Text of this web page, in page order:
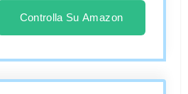
Windows 10
Controlla Su Amazon